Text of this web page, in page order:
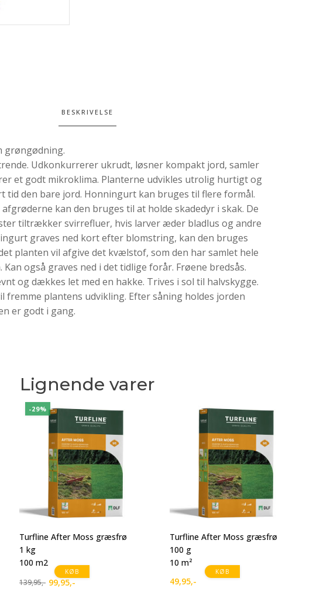
BESKRIVELSE
grøngødning.
Udkonkurrerer ukrudt, løsner kompakt jord, samler
et godt mikroklima. Planterne udvikles utrolig hurtigt og
tid den bare jord. Honningurt kan bruges til flere formål.
afgrøderne kan den bruges til at holde skadedyr i skak. De
tiltrækker svirrefluer, hvis larver æder bladlus og andre
graves ned kort efter blomstring, kan den bruges
planten vil afgive det kvælstof, som den har samlet hele
også graves ned i det tidlige forår. Frøene bredsås.
og dækkes let med en hakke. Trives i sol til halvskygge.
fremme plantens udvikling. Efter såning holdes jorden
er godt i gang.
Lignende varer
-29%
KØB
Turfline After Moss græsfrø
1 kg
100 m2
139,95,-
Den
99,95,-
Den
KØB
Turfline After Moss græsfrø
100 g
10 m²
49,95,-